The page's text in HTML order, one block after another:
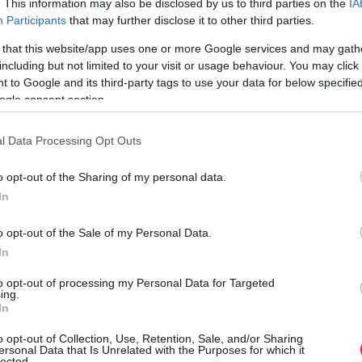
This information may also be disclosed by us to third parties on the
Participants that may further disclose it to other third parties.
that this website/app uses one or more Google services and may
but not limited to your visit or usage behaviour. You may
to Google and its third-party tags to use your data for below
consent section.
Data Processing Opt Outs
opt-out of the Sharing of my personal data.
opt-out of the Sale of my Personal Data.
opt-out of processing my Personal Data for Targeted
opt-out of Collection, Use, Retention, Sale, and/or Sharing
Data that Is Unrelated with the Purposes for which it
a rangadók és természetesen a kieséses szakasz
sokkal könnyebb megszervezni a közös
találkozót. A spontaneitás sem tűnik el teljesen,
saját programokat
úgy tekints rá, mint egy elvesztegetett időszakra.
menjetek el sétálni, vagy szervezzetek egy
is, hogy újra felvedd a kapcsolatot valakivel,
egy hosszú fürdőt, készíts egy arcmaszkot,
meg azt a sorozatot, amelyet a párod úgysem